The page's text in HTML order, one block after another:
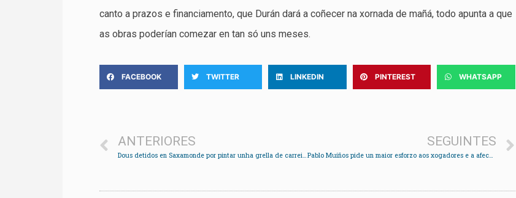
canto a prazos e financiamento, que Durán dará a coñecer na xornada de mañá, todo apunta a que
as obras poderían comezar en tan só uns meses.
FACEBOOK TWITTER LINKEDIN PINTEREST WHATSAPP
ANTERIORES
Dous detidos en Saxamonde por pintar unha grella de carreiras
SEGUINTES
Pablo Muíños pide un maior esforzo aos xogadores e a afección da SAR para saír do pozo